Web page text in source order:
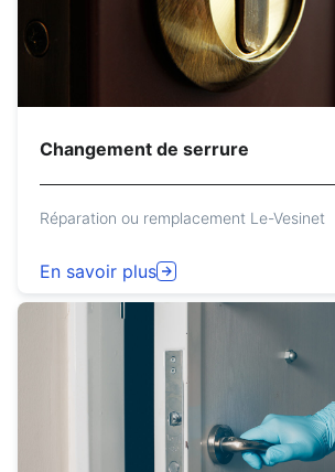
Changement de serrure
Réparation ou remplacement Le-Vesinet
En savoir plus